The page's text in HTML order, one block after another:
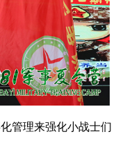
管理来强化小战士们